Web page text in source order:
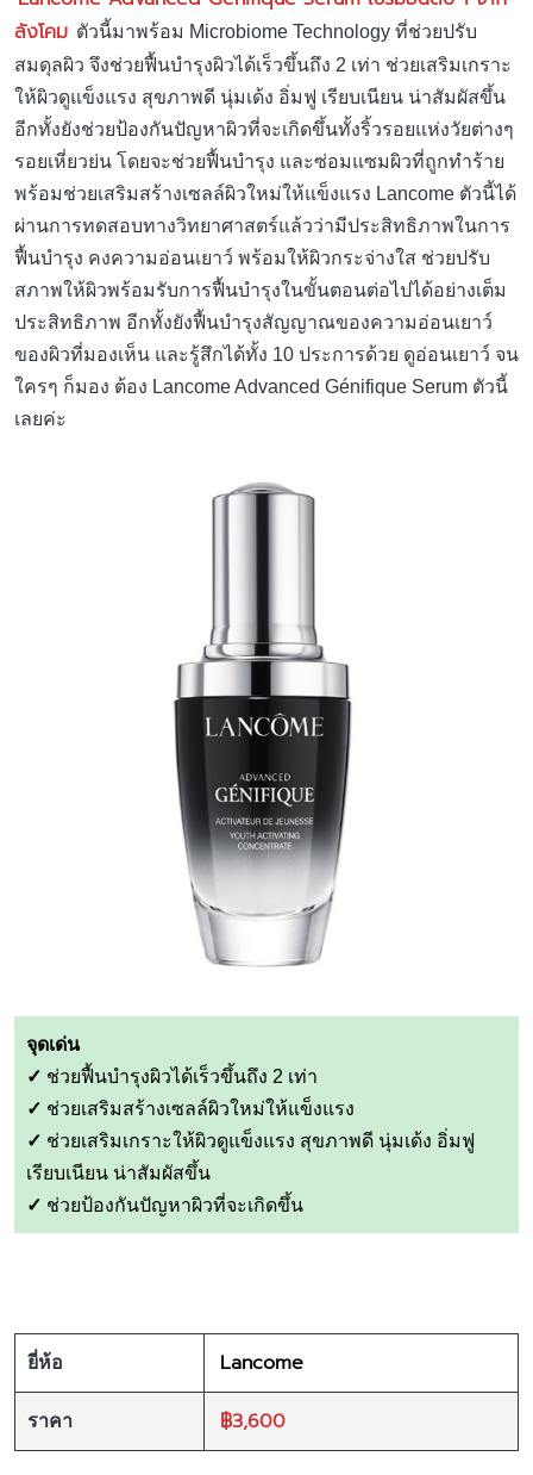
ลังโคม ตัวนี้มาพร้อม Microbiome Technology ที่ช่วยปรับ
สมดุลผิว จึงช่วยฟื้นบำรุงผิวได้เร็วขึ้นถึง 2 เท่า ช่วยเสริมเกราะ
ให้ผิวดูแข็งแรง สุขภาพดี นุ่มเด้ง อิ่มฟู เรียบเนียน น่าสัมผัสขึ้น
อีกทั้งยังช่วยป้องกันปัญหาผิวที่จะเกิดขึ้นทั้งริ้วรอยแห่งวัยต่างๆ
รอยเหี่ยวย่น โดยจะช่วยฟื้นบำรุง และซ่อมแซมผิวที่ถูกทำร้าย
พร้อมช่วยเสริมสร้างเซลล์ผิวใหม่ให้แข็งแรง Lancome ตัวนี้ได้
ผ่านการทดสอบทางวิทยาศาสตร์แล้วว่ามีประสิทธิภาพในการ
ฟื้นบำรุง คงความอ่อนเยาว์ พร้อมให้ผิวกระจ่างใส ช่วยปรับ
สภาพให้ผิวพร้อมรับการฟื้นบำรุงในขั้นตอนต่อไปได้อย่างเต็ม
ประสิทธิภาพ อีกทั้งยังฟื้นบำรุงสัญญาณของความอ่อนเยาว์
ของผิวที่มองเห็น และรู้สึกได้ทั้ง 10 ประการด้วย ดูอ่อนเยาว์ จน
ใครๆ ก็มอง ต้อง Lancome Advanced Génifique Serum ตัวนี้
เลยค่ะ
จุดเด่น
✓ ช่วยฟื้นบำรุงผิวได้เร็วขึ้นถึง 2 เท่า
✓ ช่วยเสริมสร้างเซลล์ผิวใหม่ให้แข็งแรง
✓ ช่วยเสริมเกราะให้ผิวดูแข็งแรง สุขภาพดี นุ่มเด้ง อิ่มฟู
เรียบเนียน น่าสัมผัสขึ้น
✓ ช่วยป้องกันปัญหาผิวที่จะเกิดขึ้น
ยี่ห้อ Lancome
ราคา ฿3,600